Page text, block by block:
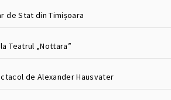
de Stat din Timișoara
Teatrul „Nottara”
de Alexander Hausvater